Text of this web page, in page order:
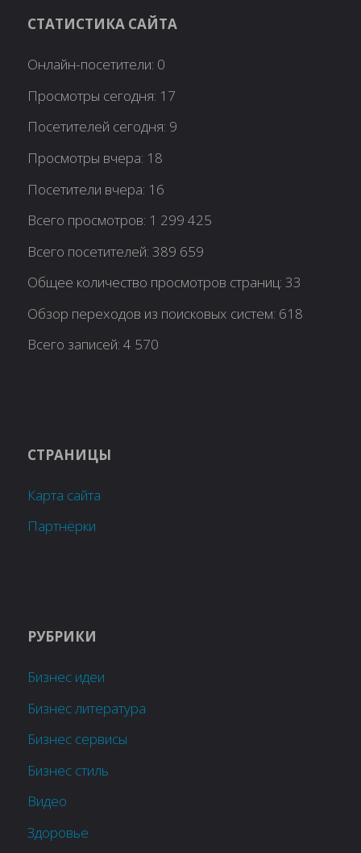
СТАТИСТИКА САЙТА
Онлайн-посетители: 0
Просмотры сегодня: 17
Посетителей сегодня: 9
Просмотры вчера: 18
Посетители вчера: 16
Всего просмотров: 1 299 425
Всего посетителей:389 659
Общее количество просмотров страниц:33
Обзор переходов из поисковых систем: 618
Всего записей:4 570
СТРАНИЦЫ
Карта сайта
Партнёрки
РУБРИКИ
Бизнес идеи
Бизнес литература
Бизнес сервисы
Бизнес стиль
Видео
Здоровье